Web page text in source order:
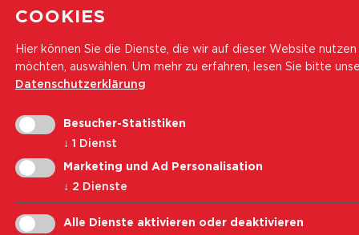
COOKIES
Hier können Sie die Dienste, die wir auf dieser Website nutzen
möchten, auswählen. Um mehr zu erfahren, lesen Sie bitte
Datenschutzerklärung
Besucher-Statistiken
↓ 1 Dienst
Marketing und Ad Personalisation
↓ 2 Dienste
Alle Dienste aktivieren oder deaktivieren